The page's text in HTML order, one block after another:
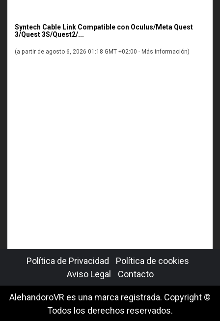
Syntech Cable Link Compatible con Oculus/Meta Quest
3/Quest 3S/Quest2/...
(a partir de agosto 6, 2026 01:18 GMT +02:00 - Más información)
Política de Privacidad
Política de cookies
Aviso Legal
Contacto
AlehandoroVR es una marca registrada. Copyright ©
Todos los derechos reservados.